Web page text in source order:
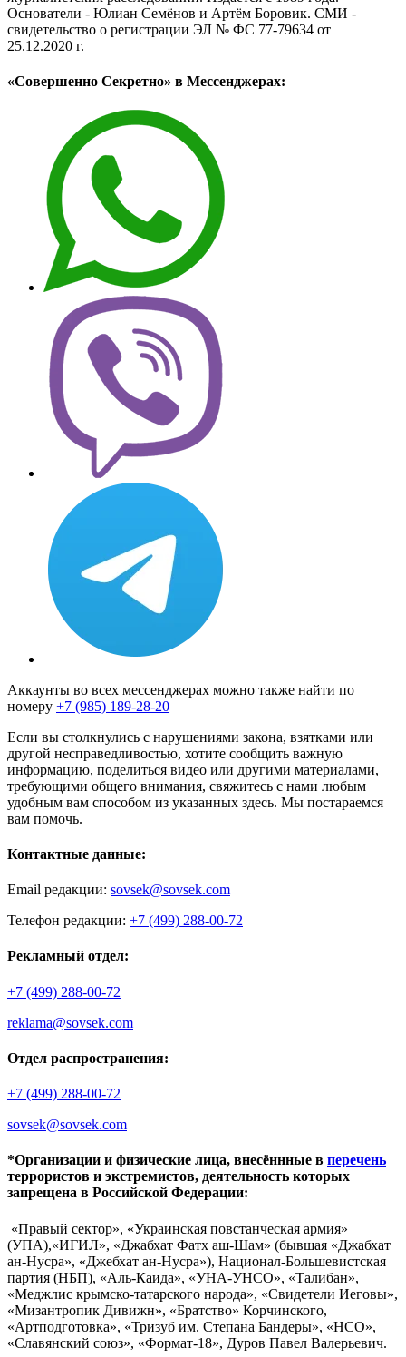
Основатели - Юлиан Семёнов и Артём Боровик. CМИ -
свидетельство о регистрации ЭЛ № ФС 77-79634 от
25.12.2020 г.
«Совершенно Секретно» в Мессенджерах:
Аккаунты во всех мессенджерах можно также найти по
номеру +7 (985) 189-28-20
Если вы столкнулись с нарушениями закона, взятками или
другой несправедливостью, хотите сообщить важную
информацию, поделиться видео или другими материалами,
требующими общего внимания, свяжитесь с нами любым
удобным вам способом из указанных здесь. Мы постараемся
вам помочь.
Контактные данные:
Email редакции: sovsek@sovsek.com
Телефон редакции: +7 (499) 288-00-72
Рекламный отдел:
+7 (499) 288-00-72
reklama@sovsek.com
Отдел распространения:
+7 (499) 288-00-72
sovsek@sovsek.com
*Организации и физические лица, внесённные в перечень
террористов и экстремистов, деятельность которых
запрещена в Российской Федерации:
«Правый сектор», «Украинская повстанческая армия»
(УПА),«ИГИЛ», «Джабхат Фатх аш-Шам» (бывшая «Джабхат
ан-Нусра», «Джебхат ан-Нусра»), Национал-Большевистская
партия (НБП), «Аль-Каида», «УНА-УНСО», «Талибан»,
«Меджлис крымско-татарского народа», «Свидетели Иеговы»,
«Мизантропик Дивижн», «Братство» Корчинского,
«Артподготовка», «Тризуб им. Степана Бандеры», «НСО»,
«Славянский союз», «Формат-18», Дуров Павел Валерьевич.